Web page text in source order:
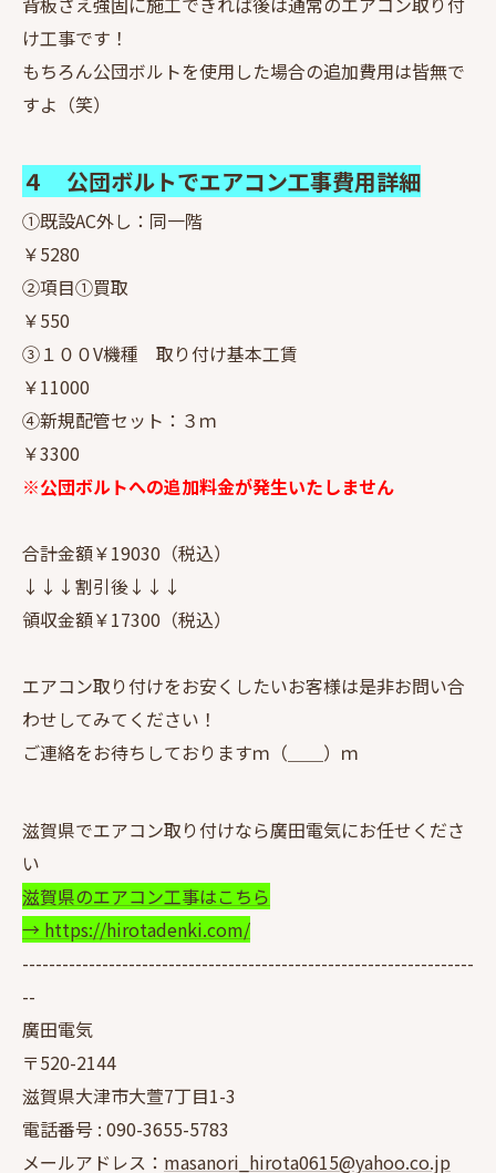
け工事です！
もちろん公団ボルトを使用した場合の追加費用は皆無で
すよ（笑）
４ 公団ボルトでエアコン工事費用詳細
①既設AC外し：同一階
￥5280
②項目①買取
￥550
③１００V機種 取り付け基本工賃
￥11000
④新規配管セット：３ｍ
￥3300
※公団ボルトへの追加料金が発生いたしません
合計金額￥19030（税込）
↓↓↓割引後↓↓↓
領収金額￥17300（税込）
エアコン取り付けをお安くしたいお客様は是非お問い合
わせしてみてください！
ご連絡をお待ちしておりますｍ（＿＿）ｍ
滋賀県でエアコン取り付けなら廣田電気にお任せくださ
い
滋賀県のエアコン工事はこちら
→ https://hirotadenki.com/
--------------------------------------------------------------------
--
廣田電気
〒520-2144
滋賀県大津市大萱7丁目1-3
電話番号 : 090-3655-5783
メールアドレス： masanori_hirota0615@yahoo.co.jp